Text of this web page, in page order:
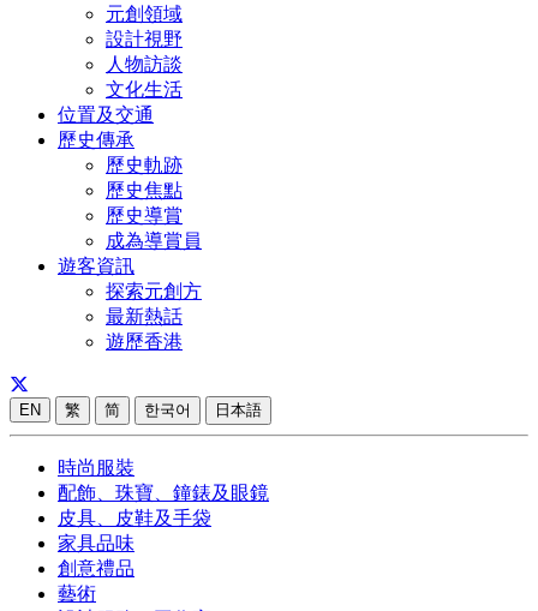
元創領域
設計視野
人物訪談
文化生活
位置及交通
歷史傳承
歷史軌跡
歷史焦點
歷史導賞
成為導賞員
遊客資訊
探索元創方
最新熱話
遊歷香港
EN 繁 简 한국어 日本語
時尚服裝
配飾、珠寶、鐘錶及眼鏡
皮具、皮鞋及手袋
家具品味
創意禮品
藝術